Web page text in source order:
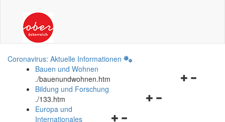
Coronavirus: Aktuelle Informationen
Bauen und Wohnen
./bauenundwohnen.htm
Navigationsmenü
Bildung und Forschung
./133.htm
Navigationsmenü
Europa und
Internationales